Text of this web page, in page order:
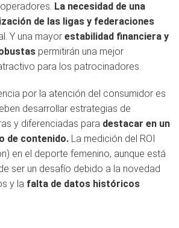
La necesidad de una
de las ligas y federaciones
Y una mayor estabilidad financiera y
permitirán una mejor
para los patrocinadores.
por la atención del consumidor es
desarrollar estrategias de
y diferenciadas para destacar en un
de contenido. La medición del ROI
en el deporte femenino, aunque está
ser un desafío debido a la novedad
y la falta de datos históricos